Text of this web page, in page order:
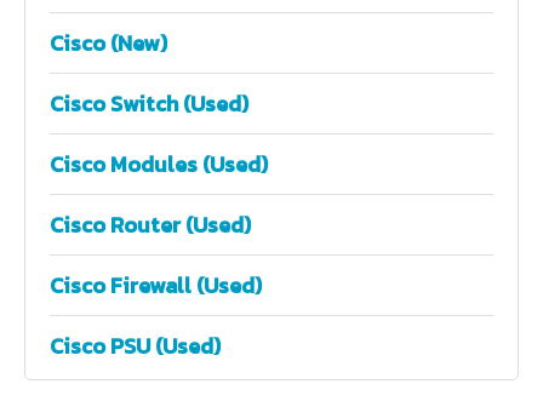
Cisco (New)
Cisco Switch (Used)
Cisco Modules (Used)
Cisco Router (Used)
Cisco Firewall (Used)
Cisco PSU (Used)